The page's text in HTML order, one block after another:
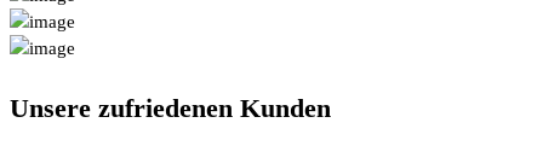
Unsere zufriedenen Kunden